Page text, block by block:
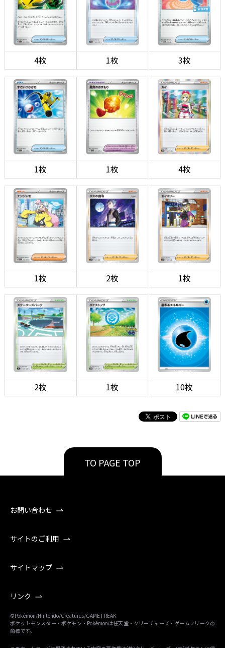
4枚 1枚 3枚
1枚 1枚 4枚
1枚 2枚 1枚
2枚 1枚 10枚
TO PAGE TOP
お問い合わせ
サイトのご利用
サイトマップ
リンク
©Pokémon/Nintendo/Creatures/GAME FREAK
ポケットモンスター・ポケモン・Pokémonは任天堂・クリーチャーズ・ゲームフリークの
商標です。